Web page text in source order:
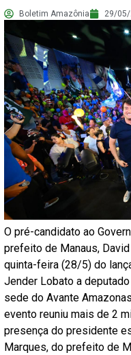
Boletim Amazônia 29/
O pré-candidato ao
prefeito de Manaus,
quinta-feira (28/5) do
Jender Lobato a
sede do Avante
evento reuniu mais de 2
presença do presidente
Marques, do prefeito de